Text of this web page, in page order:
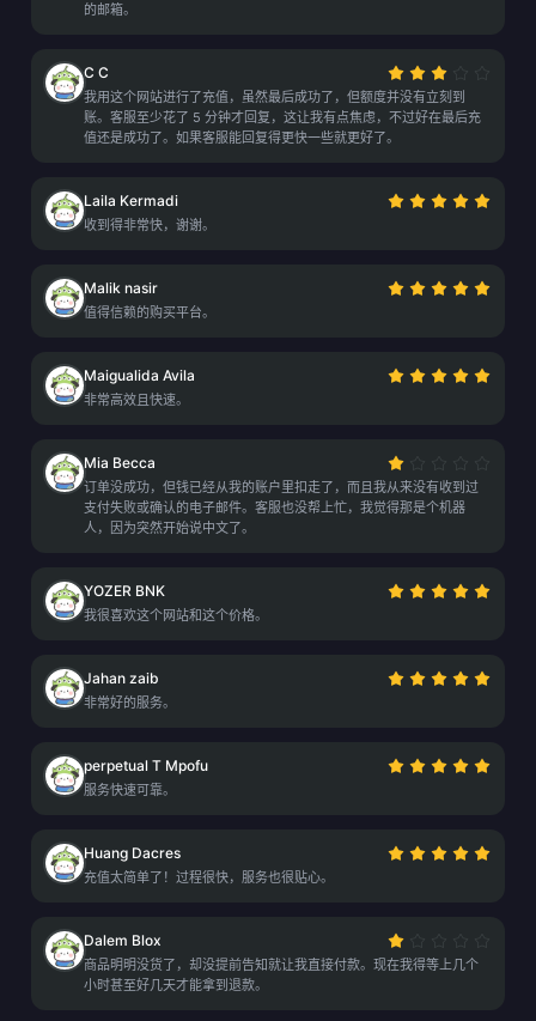
的邮箱。
C C
我用这个网站进行了充值，虽然最后成功了，但额度并没有立刻到
账。客服至少花了 5 分钟才回复，这让我有点焦虑，不过好在最后充
值还是成功了。如果客服能回复得更快一些就更好了。
Laila Kermadi
收到得非常快，谢谢。
Malik nasir
值得信赖的购买平台。
Maigualida Avila
非常高效且快速。
Mia Becca
订单没成功，但钱已经从我的账户里扣走了，而且我从来没有收到过
支付失败或确认的电子邮件。客服也没帮上忙，我觉得那是个机器
人，因为突然开始说中文了。
YOZER BNK
我很喜欢这个网站和这个价格。
Jahan zaib
非常好的服务。
perpetual T Mpofu
服务快速可靠。
Huang Dacres
充值太简单了！过程很快，服务也很贴心。
Dalem Blox
商品明明没货了，却没提前告知就让我直接付款。现在我得等上几个
小时甚至好几天才能拿到退款。